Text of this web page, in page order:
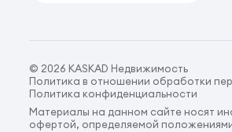
© 2026 KASKAD Недвижимость
Политика в отношении обработки
Политика конфиденциальности
Материалы на данном сайте носят
офертой, определяемой